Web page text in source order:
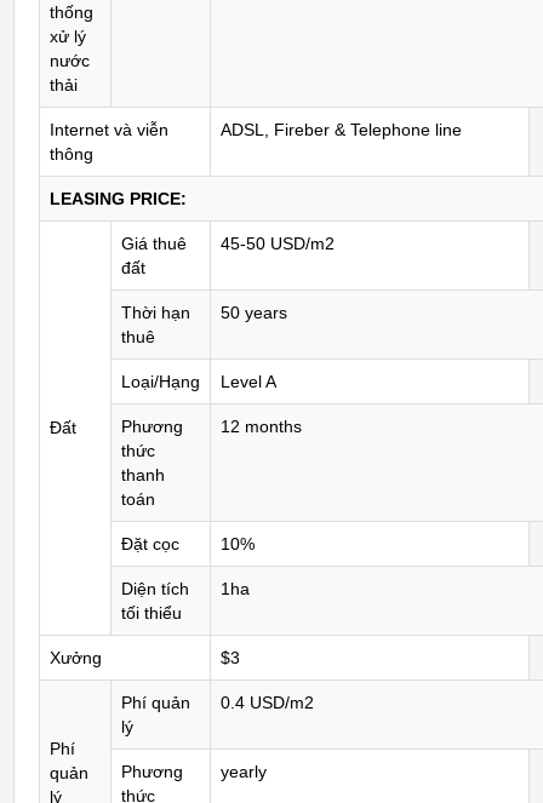
thống
xử lý
nước
thải
Internet và viễn
thông
ADSL, Fireber & Telephone line
LEASING PRICE:
Đất
Giá thuê
đất
45-50 USD/m2
Thời hạn
thuê
50 years
Loại/Hạng Level A
Phương
thức
thanh
toán
12 months
Đặt cọc 10%
Diện tích
tối thiểu
1ha
Xưởng $3
Phí
quản
lý
Phí quản
lý
0.4 USD/m2
Phương
thức
yearly